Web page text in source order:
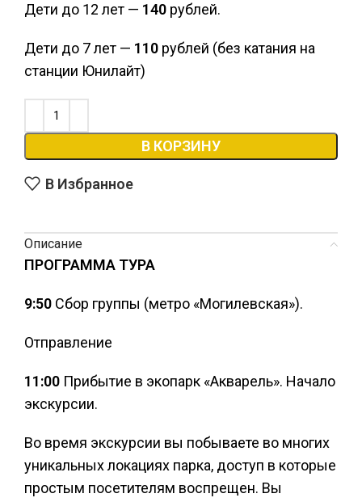
Дети до 12 лет — 140 рублей.
Дети до 7 лет — 110 рублей (без катания на
станции Юнилайт)
В КОРЗИНУ
В Избранное
Описание
ПРОГРАММА ТУРА
9:50 Сбор группы (метро «Могилевская»).
Отправление
11:00 Прибытие в экопарк «Акварель». Начало
экскурсии.
Во время экскурсии вы побываете во многих
уникальных локациях парка, доступ в которые
простым посетителям воспрещен. Вы